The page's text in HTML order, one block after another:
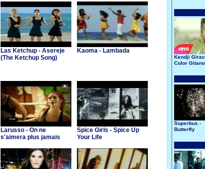
Las Ketchup - Asereje
(The Ketchup Song)
Kaoma - Lambada
Larusso - On ne
s'aimera plus jamais
Spice Girls - Spice Up
Your Life
Kendji
Color Gitano
Superbus -
Butterfly